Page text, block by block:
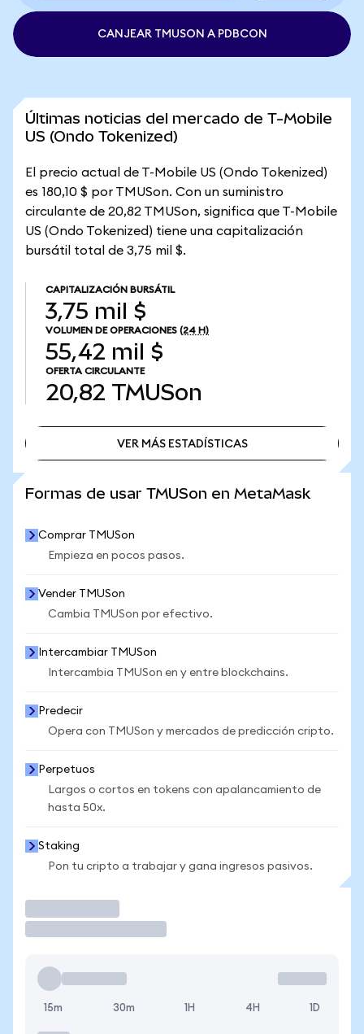
CANJEAR TMUSON A PDBCON
Últimas noticias del mercado de T-Mobile
US (Ondo Tokenized)
El precio actual de T-Mobile US (Ondo Tokenized)
es 180,10 $ por TMUSon. Con un suministro
circulante de 20,82 TMUSon, significa que T-Mobile
US (Ondo Tokenized) tiene una capitalización
bursátil total de 3,75 mil $.
CAPITALIZACIÓN BURSÁTIL
3,75 mil $
VOLUMEN DE OPERACIONES (24 H)
55,42 mil $
OFERTA CIRCULANTE
20,82 TMUSon
VER MÁS ESTADÍSTICAS
Formas de usar TMUSon en MetaMask
Comprar TMUSon
Empieza en pocos pasos.
Vender TMUSon
Cambia TMUSon por efectivo.
Intercambiar TMUSon
Intercambia TMUSon en y entre blockchains.
Predecir
Opera con TMUSon y mercados de predicción cripto.
Perpetuos
Largos o cortos en tokens con apalancamiento de
hasta 50x.
Staking
Pon tu cripto a trabajar y gana ingresos pasivos.
15m 30m 1H 4H 1D